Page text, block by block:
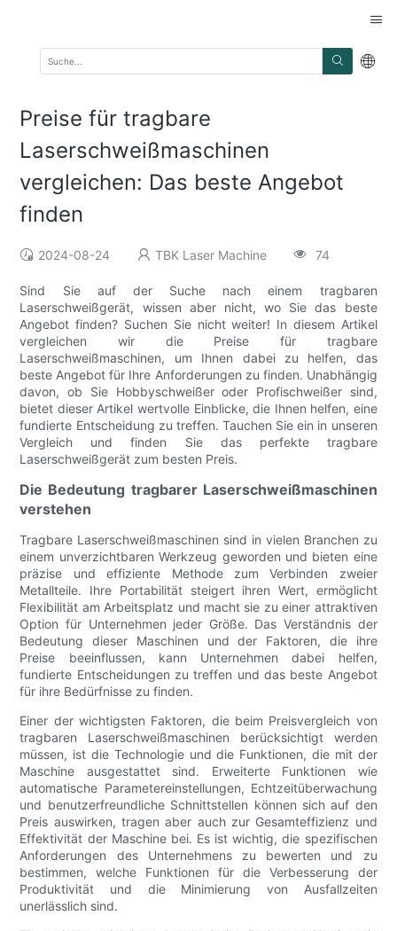
Preise für tragbare
Laserschweißmaschinen
vergleichen: Das beste Angebot
finden
2024-08-24 TBK Laser Machine 74
Sind Sie auf der Suche nach einem tragbaren
Laserschweißgerät, wissen aber nicht, wo Sie das beste
Angebot finden? Suchen Sie nicht weiter! In diesem Artikel
vergleichen wir die Preise für tragbare
Laserschweißmaschinen, um Ihnen dabei zu helfen, das
beste Angebot für Ihre Anforderungen zu finden. Unabhängig
davon, ob Sie Hobbyschweißer oder Profischweißer sind,
bietet dieser Artikel wertvolle Einblicke, die Ihnen helfen, eine
fundierte Entscheidung zu treffen. Tauchen Sie ein in unseren
Vergleich und finden Sie das perfekte tragbare
Laserschweißgerät zum besten Preis.
Die Bedeutung tragbarer Laserschweißmaschinen
verstehen
Tragbare Laserschweißmaschinen sind in vielen Branchen zu
einem unverzichtbaren Werkzeug geworden und bieten eine
präzise und effiziente Methode zum Verbinden zweier
Metallteile. Ihre Portabilität steigert ihren Wert, ermöglicht
Flexibilität am Arbeitsplatz und macht sie zu einer attraktiven
Option für Unternehmen jeder Größe. Das Verständnis der
Bedeutung dieser Maschinen und der Faktoren, die ihre
Preise beeinflussen, kann Unternehmen dabei helfen,
fundierte Entscheidungen zu treffen und das beste Angebot
für ihre Bedürfnisse zu finden.
Einer der wichtigsten Faktoren, die beim Preisvergleich von
tragbaren Laserschweißmaschinen berücksichtigt werden
müssen, ist die Technologie und die Funktionen, die mit der
Maschine ausgestattet sind. Erweiterte Funktionen wie
automatische Parametereinstellungen, Echtzeitüberwachung
und benutzerfreundliche Schnittstellen können sich auf den
Preis auswirken, tragen aber auch zur Gesamteffizienz und
Effektivität der Maschine bei. Es ist wichtig, die spezifischen
Anforderungen des Unternehmens zu bewerten und zu
bestimmen, welche Funktionen für die Verbesserung der
Produktivität und die Minimierung von Ausfallzeiten
unerlässlich sind.